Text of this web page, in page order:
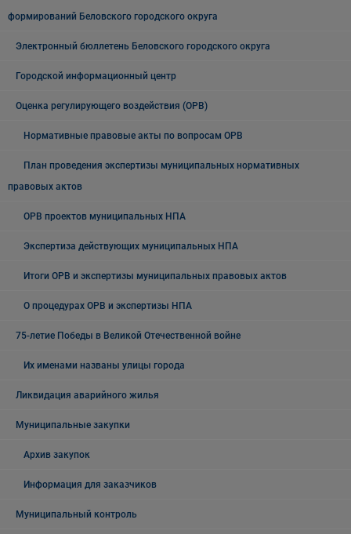
формирований Беловского городского округа
Электронный бюллетень Беловского городского округа
Городской информационный центр
Оценка регулирующего воздействия (ОРВ)
Нормативные правовые акты по вопросам ОРВ
План проведения экспертизы муниципальных нормативных
правовых актов
ОРВ проектов муниципальных НПА
Экспертиза действующих муниципальных НПА
Итоги ОРВ и экспертизы муниципальных правовых актов
О процедурах ОРВ и экспертизы НПА
75-летие Победы в Великой Отечественной войне
Их именами названы улицы города
Ликвидация аварийного жилья
Муниципальные закупки
Архив закупок
Информация для заказчиков
Муниципальный контроль